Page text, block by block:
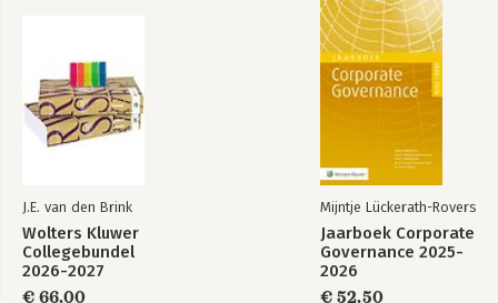
10. Postscript: Law and Order Politics 1997-2010
J.E. van den Brink
Wolters Kluwer
Collegebundel
2026-2027
€ 66,00
Mijntje Lückerath-Rovers
Jaarboek Corporate
Governance 2025-
2026
€ 52,50